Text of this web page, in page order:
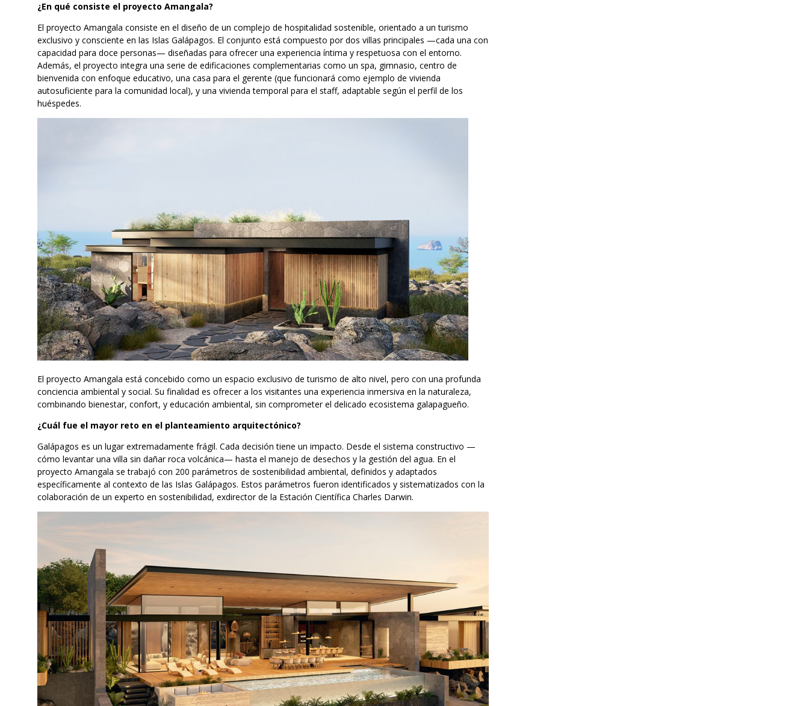
¿En qué consiste el proyecto Amangala?
El proyecto Amangala consiste en el diseño de un complejo de hospitalidad sostenible, orientado a un turismo
exclusivo y consciente en las Islas Galápagos. El conjunto está compuesto por dos villas principales —cada una con
capacidad para doce personas— diseñadas para ofrecer una experiencia íntima y respetuosa con el entorno.
Además, el proyecto integra una serie de edificaciones complementarias como un spa, gimnasio, centro de
bienvenida con enfoque educativo, una casa para el gerente (que funcionará como ejemplo de vivienda
autosuficiente para la comunidad local), y una vivienda temporal para el staff, adaptable según el perfil de los
huéspedes.
El proyecto Amangala está concebido como un espacio exclusivo de turismo de alto nivel, pero con una profunda
conciencia ambiental y social. Su finalidad es ofrecer a los visitantes una experiencia inmersiva en la naturaleza,
combinando bienestar, confort, y educación ambiental, sin comprometer el delicado ecosistema galapagueño.
¿Cuál fue el mayor reto en el planteamiento arquitectónico?
Galápagos es un lugar extremadamente frágil. Cada decisión tiene un impacto. Desde el sistema constructivo —
cómo levantar una villa sin dañar roca volcánica— hasta el manejo de desechos y la gestión del agua. En el
proyecto Amangala se trabajó con 200 parámetros de sostenibilidad ambiental, definidos y adaptados
específicamente al contexto de las Islas Galápagos. Estos parámetros fueron identificados y sistematizados con la
colaboración de un experto en sostenibilidad, exdirector de la Estación Científica Charles Darwin.